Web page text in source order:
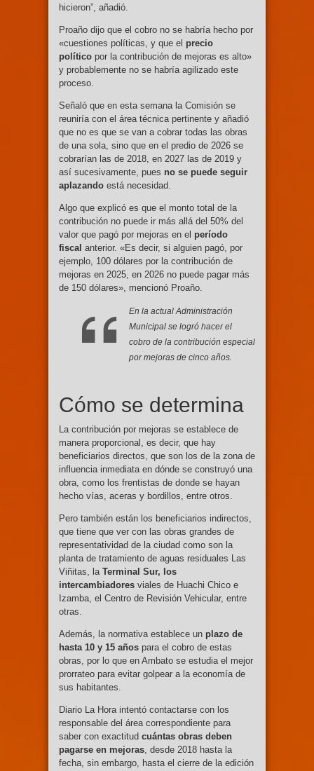
hicieron”, añadió.
Proaño dijo que el cobro no se habría hecho por
«cuestiones políticas, y que el precio
político por la contribución de mejoras es alto»
y probablemente no se habría agilizado este
proceso.
Señaló que en esta semana la Comisión se
reuniría con el área técnica pertinente y añadió
que no es que se van a cobrar todas las obras
de una sola, sino que en el predio de 2026 se
cobrarían las de 2018, en 2027 las de 2019 y
así sucesivamente, pues no se puede seguir
aplazando está necesidad.
Algo que explicó es que el monto total de la
contribución no puede ir más allá del 50% del
valor que pagó por mejoras en el período
fiscal anterior. «Es decir, si alguien pagó, por
ejemplo, 100 dólares por la contribución de
mejoras en 2025, en 2026 no puede pagar más
de 150 dólares», mencionó Proaño.
En la actual Administración
Municipal se logró hacer el
cobro de la contribución especial
por mejoras de cinco años.
Cómo se determina
La contribución por mejoras se establece de
manera proporcional, es decir, que hay
beneficiarios directos, que son los de la zona de
influencia inmediata en dónde se construyó una
obra, como los frentistas de donde se hayan
hecho vías, aceras y bordillos, entre otros.
Pero también están los beneficiarios indirectos,
que tiene que ver con las obras grandes de
representatividad de la ciudad como son la
planta de tratamiento de aguas residuales Las
Viñitas, la Terminal Sur, los
intercambiadores viales de Huachi Chico e
Izamba, el Centro de Revisión Vehicular, entre
otras.
Además, la normativa establece un plazo de
hasta 10 y 15 años para el cobro de estas
obras, por lo que en Ambato se estudia el mejor
prorrateo para evitar golpear a la economía de
sus habitantes.
Diario La Hora intentó contactarse con los
responsable del área correspondiente para
saber con exactitud cuántas obras deben
pagarse en mejoras , desde 2018 hasta la
fecha, sin embargo, hasta el cierre de la edición